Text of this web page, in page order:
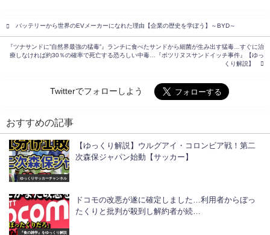
バッテリーから世界のEVメーカーになれた理由【企業の歴史を学ぼう】～BYD～
『ツナサンドに”自然界最強の猛毒”』ランチに食べたサンドから細菌が生み出す猛毒…すぐに治
療しなければ約30％の確率で死亡する恐ろしい中毒…『ボツリヌスサンドイッチ事件』【ゆっ
くり解説】
Twitterでフォローしよう
おすすめの記事
ゆっくりサッカーチャンネル
【ゆっくり解説】ウルグアイ・コロンビア戦！第二
次森保ジャパン始動【サッカー】
『食の雑学』をゆっくり解説
ドコモの改悪が遂に確定しました…利用者からぼっ
たくりと批判が殺到し解約者が続…